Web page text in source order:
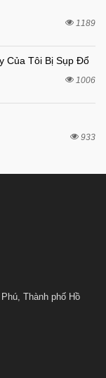
1189
Của Tôi Bị Sụp Đổ
1006
933
Thành phố Hồ